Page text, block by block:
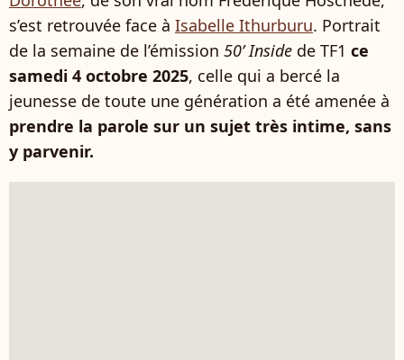
s’est retrouvée face à Isabelle Ithurburu. Portrait
de la semaine de l’émission 50’ Inside de TF1 ce
samedi 4 octobre 2025, celle qui a bercé la
jeunesse de toute une génération a été amenée à
prendre la parole sur un sujet très intime, sans
y parvenir.